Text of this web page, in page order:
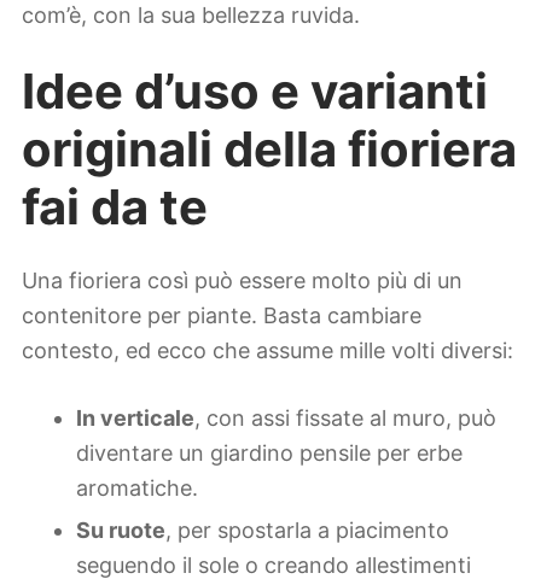
com’è, con la sua bellezza ruvida.
Idee d’uso e varianti
originali della fioriera
fai da te
Una fioriera così può essere molto più di un
contenitore per piante. Basta cambiare
contesto, ed ecco che assume mille volti diversi:
In verticale, con assi fissate al muro, può
diventare un giardino pensile per erbe
aromatiche.
Su ruote, per spostarla a piacimento
seguendo il sole o creando allestimenti